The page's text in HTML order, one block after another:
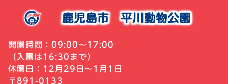
鹿児島市平川動物公園
開園時間：09:00～17:00
（入園は16:30まで）
休園日：12月29日～1月1日
〒891-0133